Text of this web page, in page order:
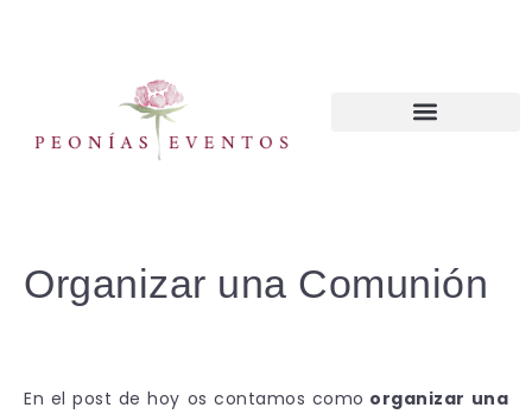
Organizar una Comunión
En el post de hoy os contamos como organizar una